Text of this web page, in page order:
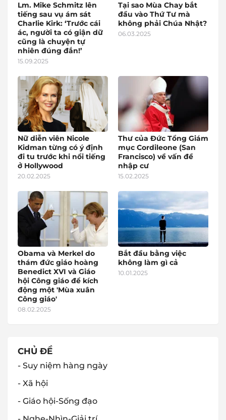
Lm. Mike Schmitz lên
tiếng sau vụ ám sát
Charlie Kirk: ‘Trước cái
ác, người ta có giận dữ
cũng là chuyện tự
nhiên đúng đắn!’
15.09.2025
Tại sao Mùa Chay bắt
đầu vào Thứ Tư mà
không phải Chúa Nhật?
06.03.2025
Nữ diễn viên Nicole
Kidman từng có ý định
đi tu trước khi nổi tiếng
ở Hollywood
20.02.2025
Thư của Đức Tổng Giám
mục Cordileone (San
Francisco) về vấn đề
nhập cư
15.02.2025
Obama và Merkel do
thám đức giáo hoàng
Benedict XVI và Giáo
hội Công giáo để kích
động một 'Mùa xuân
Công giáo'
08.02.2025
Bắt đầu bằng việc
không làm gì cả
10.01.2025
CHỦ ĐỀ
- Suy niệm hàng ngày
- Xã hội
- Giáo hội-Sống đạo